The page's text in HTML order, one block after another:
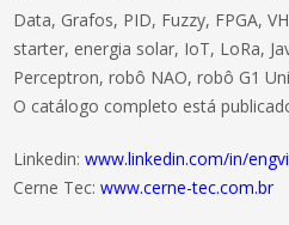
Data, Grafos, PID, Fuzzy, FPGA,
starter, energia solar, IoT, LoRa,
Perceptron, robô NAO, robô G1
O catálogo completo está
Linkedin:www.linkedin.com/in/
Cerne Tec:www.cerne-tec.com.br